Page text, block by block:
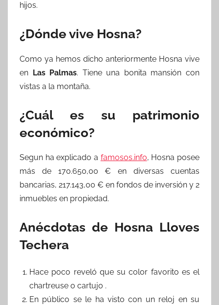
hijos.
¿Dónde vive Hosna?
Como ya hemos dicho anteriormente Hosna vive
en Las Palmas. Tiene una bonita mansión con
vistas a la montaña.
¿Cuál es su patrimonio
económico?
Segun ha explicado a famosos.info, Hosna posee
más de 170.650,00 € en diversas cuentas
bancarias, 217.143,00 € en fondos de inversión y 2
inmuebles en propiedad.
Anécdotas de Hosna Lloves
Techera
Hace poco reveló que su color favorito es el
chartreuse o cartujo .
En público se le ha visto con un reloj en su